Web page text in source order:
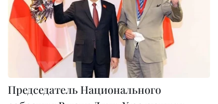
Председатель Национального